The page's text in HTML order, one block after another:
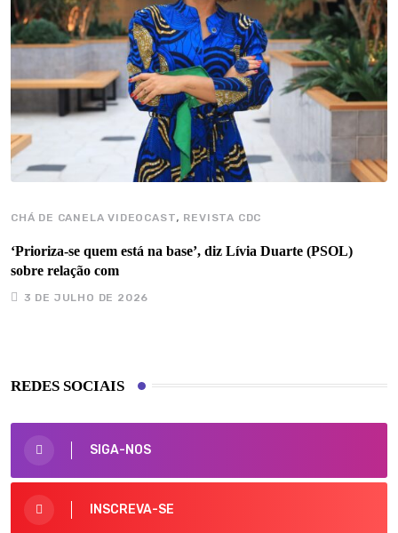
CHÁ DE CANELA VIDEOCAST, REVISTA CDC
‘Prioriza-se quem está na base’, diz Lívia Duarte (PSOL)
sobre relação com
3 DE JULHO DE 2026
REDES SOCIAIS
SIGA-NOS
INSCREVA-SE